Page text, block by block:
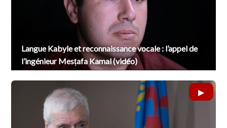
Langue Kabyle et reconnaissance vocale : l’appel de
l’ingénieur Mesṭafa Kamal (vidéo)